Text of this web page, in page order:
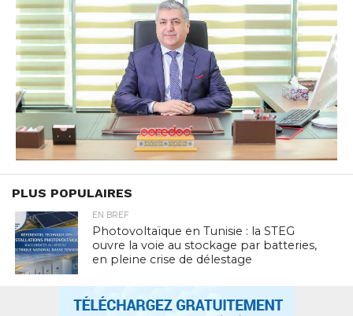
PLUS POPULAIRES
EN BREF
Photovoltaïque en Tunisie : la STEG
ouvre la voie au stockage par batteries,
en pleine crise de délestage